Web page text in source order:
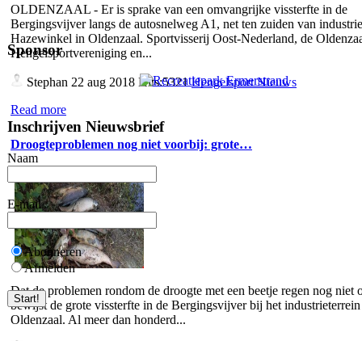
OLDENZAAL - Er is sprake van een omvangrijke vissterfte in de
Bergingsvijver langs de autosnelweg A1, net ten zuiden van
Hazewinkel in Oldenzaal. Sportvisserij Oost-Nederland, de
Hengelsportvereniging en...
Stephan 22 aug 2018 Hits:5321Hengelsport Nieuws
Read more
Droogteproblemen nog niet voorbij: grote…
Dat de problemen rondom de droogte met een beetje regen nog niet
bewijst de grote vissterfte in de Bergingsvijver bij het
Oldenzaal. Al meer dan honderd...
Sponsor
Inschrijven Nieuwsbrief
Naam
E-mail
Abonneren
Afmelden